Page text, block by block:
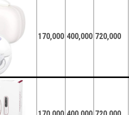
170,000 400,000 720,000